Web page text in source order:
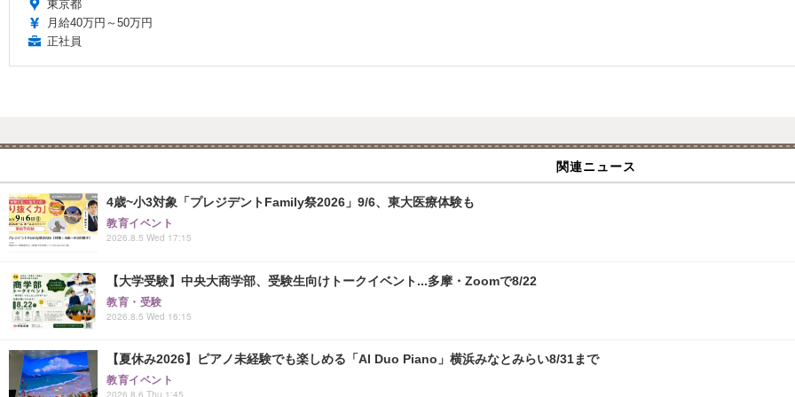
東京都
月給40万円～50万円
正社員
関連ニュース
4歳~小3対象「プレジデントFamily祭2026」9/6、東大医療体験も
教育イベント
2026.8.5 Wed 17:15
【大学受験】中央大商学部、受験生向けトークイベント...多摩・Zoomで8/22
教育・受験
2026.8.5 Wed 16:15
【夏休み2026】ピアノ未経験でも楽しめる「AI Duo Piano」横浜みなとみらい8/31まで
教育イベント